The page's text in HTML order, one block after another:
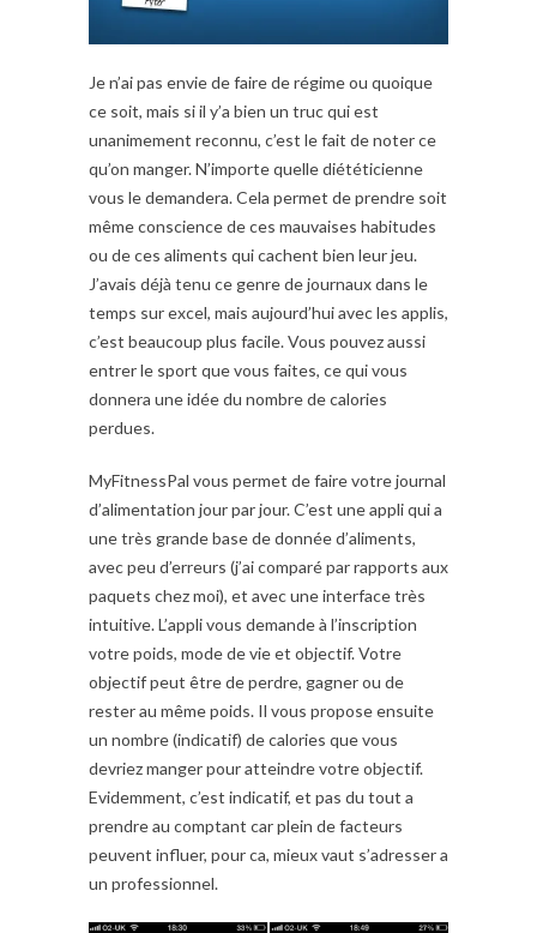
Je n’ai pas envie de faire de régime ou quoique
ce soit, mais si il y’a bien un truc qui est
unanimement reconnu, c’est le fait de noter ce
qu’on manger. N’importe quelle diététicienne
vous le demandera. Cela permet de prendre soit
même conscience de ces mauvaises habitudes
ou de ces aliments qui cachent bien leur jeu.
J’avais déjà tenu ce genre de journaux dans le
temps sur excel, mais aujourd’hui avec les applis,
c’est beaucoup plus facile. Vous pouvez aussi
entrer le sport que vous faites, ce qui vous
donnera une idée du nombre de calories
perdues.
MyFitnessPal vous permet de faire votre journal
d’alimentation jour par jour. C’est une appli qui a
une très grande base de donnée d’aliments,
avec peu d’erreurs (j’ai comparé par rapports aux
paquets chez moi), et avec une interface très
intuitive. L’appli vous demande à l’inscription
votre poids, mode de vie et objectif. Votre
objectif peut être de perdre, gagner ou de
rester au même poids. Il vous propose ensuite
un nombre (indicatif) de calories que vous
devriez manger pour atteindre votre objectif.
Evidemment, c’est indicatif, et pas du tout a
prendre au comptant car plein de facteurs
peuvent influer, pour ca, mieux vaut s’adresser a
un professionnel.